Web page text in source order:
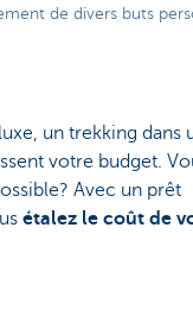
de divers buts
un trekking dans
votre budget.
Avec un prêt
étalez le coût de